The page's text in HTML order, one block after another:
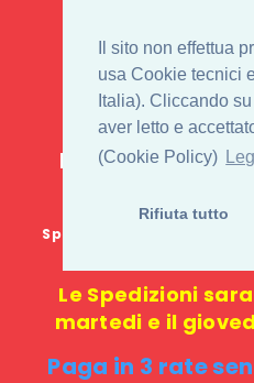
Il sito non effettua
usa Cookie tecnici
Italia). Cliccando
aver letto e
(Cookie Policy)
Rifiuta tutto
IL 1°
PENTAX
E-commerce
negozio fisico
Spedizione GRATUITA in
Le Spedizioni
martedi e il
Paga in 3 rate